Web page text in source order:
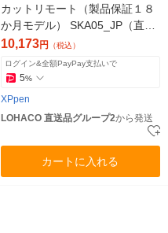
カットリモート（製品保証１８
か月モデル） SKA05_JP（直送
品）
10,173円 （税込）
ログイン&全額PayPay支払いで
5%
XPpen
LOHACO 直送品グループ2から発送
カートに入れる